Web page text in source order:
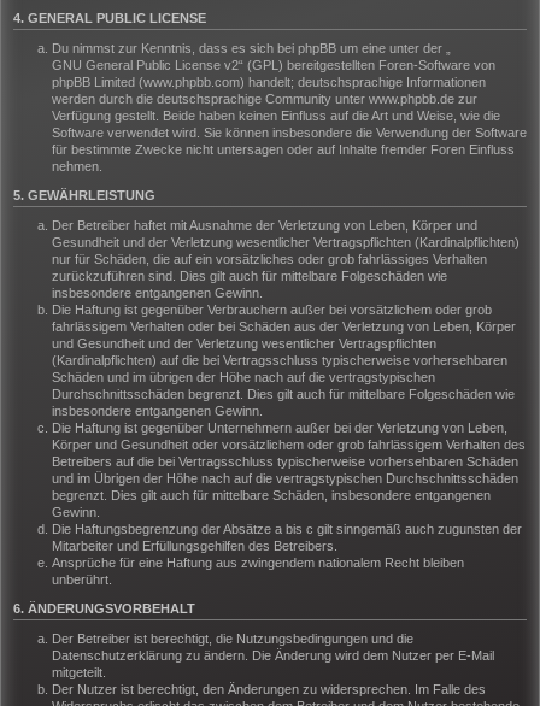
4. GENERAL PUBLIC LICENSE
Du nimmst zur Kenntnis, dass es sich bei phpBB um eine unter der „
GNU General Public License v2“ (GPL) bereitgestellten Foren-Software von
phpBB Limited (www.phpbb.com) handelt; deutschsprachige Informationen
werden durch die deutschsprachige Community unter www.phpbb.de zur
Verfügung gestellt. Beide haben keinen Einfluss auf die Art und Weise, wie die
Software verwendet wird. Sie können insbesondere die Verwendung der Software
für bestimmte Zwecke nicht untersagen oder auf Inhalte fremder Foren Einfluss
nehmen.
5. GEWÄHRLEISTUNG
Der Betreiber haftet mit Ausnahme der Verletzung von Leben, Körper und
Gesundheit und der Verletzung wesentlicher Vertragspflichten (Kardinalpflichten)
nur für Schäden, die auf ein vorsätzliches oder grob fahrlässiges Verhalten
zurückzuführen sind. Dies gilt auch für mittelbare Folgeschäden wie
insbesondere entgangenen Gewinn.
Die Haftung ist gegenüber Verbrauchern außer bei vorsätzlichem oder grob
fahrlässigem Verhalten oder bei Schäden aus der Verletzung von Leben, Körper
und Gesundheit und der Verletzung wesentlicher Vertragspflichten
(Kardinalpflichten) auf die bei Vertragsschluss typischerweise vorhersehbaren
Schäden und im übrigen der Höhe nach auf die vertragstypischen
Durchschnittsschäden begrenzt. Dies gilt auch für mittelbare Folgeschäden wie
insbesondere entgangenen Gewinn.
Die Haftung ist gegenüber Unternehmern außer bei der Verletzung von Leben,
Körper und Gesundheit oder vorsätzlichem oder grob fahrlässigem Verhalten des
Betreibers auf die bei Vertragsschluss typischerweise vorhersehbaren Schäden
und im Übrigen der Höhe nach auf die vertragstypischen Durchschnittsschäden
begrenzt. Dies gilt auch für mittelbare Schäden, insbesondere entgangenen
Gewinn.
Die Haftungsbegrenzung der Absätze a bis c gilt sinngemäß auch zugunsten der
Mitarbeiter und Erfüllungsgehilfen des Betreibers.
Ansprüche für eine Haftung aus zwingendem nationalem Recht bleiben
unberührt.
6. ÄNDERUNGSVORBEHALT
Der Betreiber ist berechtigt, die Nutzungsbedingungen und die
Datenschutzerklärung zu ändern. Die Änderung wird dem Nutzer per E-Mail
mitgeteilt.
Der Nutzer ist berechtigt, den Änderungen zu widersprechen. Im Falle des